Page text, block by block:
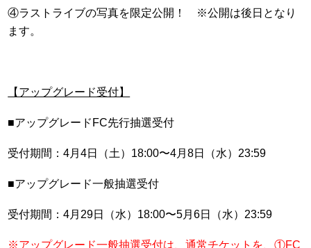
④ラストライブの写真を限定公開！ ※公開は後日となり
ます。
【アップグレード受付】
■アップグレードFC先行抽選受付
受付期間：4月4日（土）18:00〜4月8日（水）23:59
■アップグレード一般抽選受付
受付期間：4月29日（水）18:00〜5月6日（水）23:59
※アップグレード一般抽選受付は、通常チケットを、①FC